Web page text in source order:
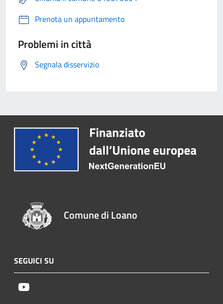
Prenota un appuntamento
Problemi in città
Segnala disservizio
Comune di Loano
SEGUICI SU